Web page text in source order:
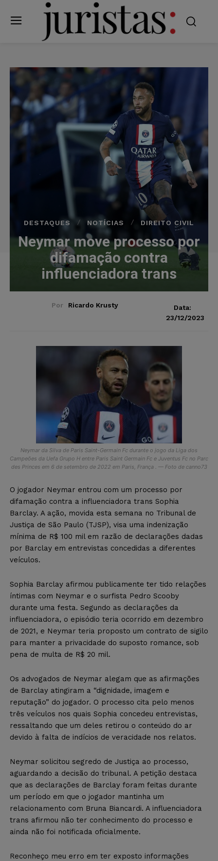
DESTAQUES NOTÍCIAS DIREITO CIVIL
Neymar move processo por
difamação contra
influenciadora trans
Por Ricardo Krusty
Data:
23/12/2023
Neymar da Silva de Paris Saint-Germain Fc durante o jogo da Liga dos
Campeões da Uefa Grupo H entre Paris Saint Germain Fc e Juventus Fc no Parc
des Princes em 6 de setembro de 2022 em Paris, França . — Foto de canno73
O jogador Neymar entrou com um processo por
difamação contra a influenciadora trans Sophia
Barclay. A ação, movida esta semana no Tribunal de
Justiça de São Paulo (TJSP), visa uma indenização
mínima de R$ 100 mil em razão de declarações dadas
por Barclay em entrevistas concedidas a diferentes
veículos.
Sophia Barclay afirmou publicamente ter tido relações
íntimas com Neymar e o surfista Pedro Scooby
durante uma festa. Segundo as declarações da
influenciadora, o episódio teria ocorrido em dezembro
de 2021, e Neymar teria proposto um contrato de sigilo
para manter a privacidade do suposto romance, sob
pena de multa de R$ 20 mil.
Os advogados de Neymar alegam que as afirmações
de Barclay atingiram a “dignidade, imagem e
reputação” do jogador. O processo cita pelo menos
três veículos nos quais Sophia concedeu entrevistas,
ressaltando que um deles retirou o conteúdo do ar
devido à falta de indícios de veracidade nos relatos.
Neymar solicitou segredo de Justiça ao processo,
aguardando a decisão do tribunal. A petição destaca
que as declarações de Barclay foram feitas durante
um período em que o jogador mantinha um
relacionamento com Bruna Biancardi. A influenciadora
trans afirmou não ter conhecimento do processo e
ainda não foi notificada oficialmente.
Reconheço meu erro em ter exposto informações